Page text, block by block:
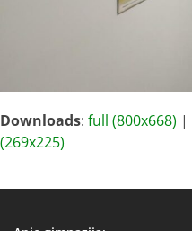
Downloads: full (800x668) |
(269x225)